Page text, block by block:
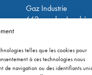
telles que les cookies pour
à ces technologies nous
de navigation ou des identifiants
Gaz Industrie
662 rue des
Tel:+33(0)4 72 26